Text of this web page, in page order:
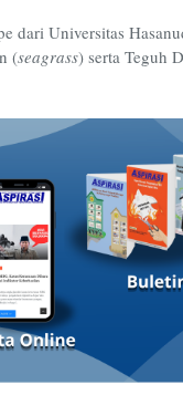
dari Universitas
(seagrass) serta Teguh